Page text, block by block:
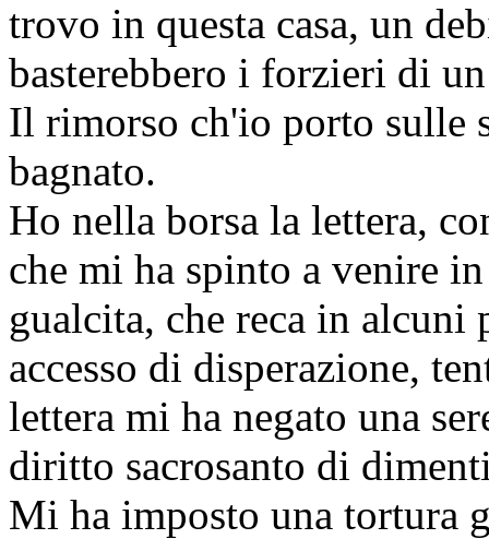
trovo in questa casa, un
basterebbero i forzieri di
Il rimorso ch'io porto sulle
bagnato.
Ho nella borsa la lettera,
che mi ha spinto a venire
gualcita, che reca in alcuni
accesso di disperazione,
lettera mi ha negato una
diritto sacrosanto di
Mi ha imposto una tortura